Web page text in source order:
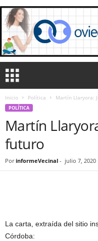
Inicio Política Martín Llaryora:
POLÍTICA
Martín
futuro
Por informeVecinal - julio 7, 2020
La carta, extraída del sitio
Córdoba: